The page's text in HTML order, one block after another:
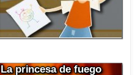
La princesa de fuego